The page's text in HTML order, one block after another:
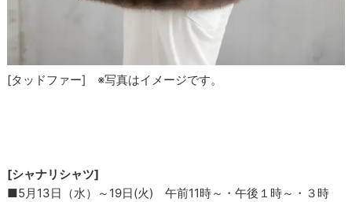
[タッドファー] ※写真はイメージです。
[シャナリシャツ]
■5月13日（水）～19日(火) 午前11時～・午後１時～・３時